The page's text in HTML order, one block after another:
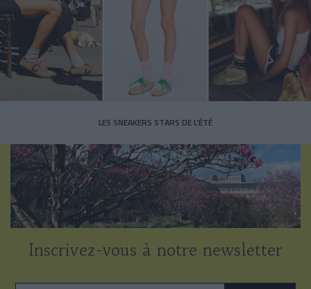
LES SNEAKERS STARS DE L’ÉTÉ
Inscrivez-vous à notre newsletter